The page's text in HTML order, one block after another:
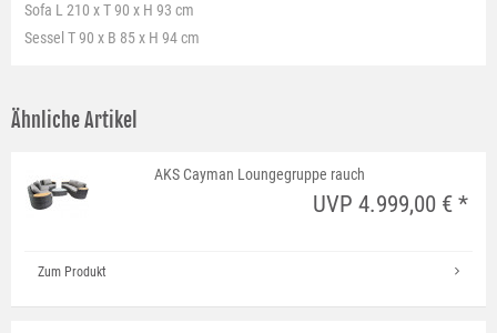
Sofa L 210 x T 90 x H 93 cm
Sessel T 90 x B 85 x H 94 cm
Ähnliche Artikel
AKS Cayman Loungegruppe rauch
UVP 4.999,00 € *
Zum Produkt